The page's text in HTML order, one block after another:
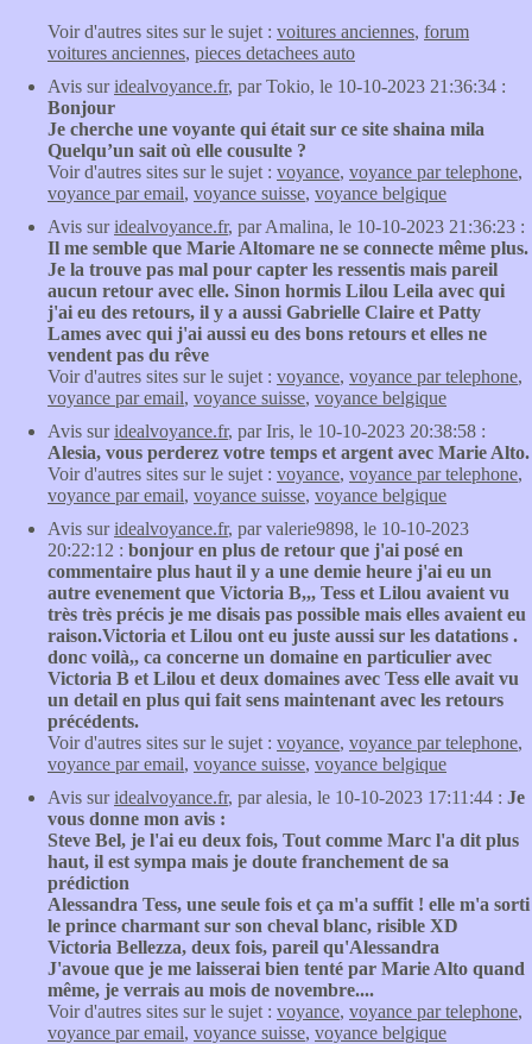
Voir d'autres sites sur le sujet : voitures anciennes, forum
voitures anciennes, pieces detachees auto
Avis suridealvoyance.fr, par Tokio, le 10-10-2023 21:36:34 :
Bonjour
Je cherche une voyante qui était sur ce site shaina mila
Quelqu’un sait où elle cousulte ?
Voir d'autres sites sur le sujet : voyance, voyance par telephone,
voyance par email, voyance suisse, voyance belgique
Avis suridealvoyance.fr, par Amalina, le 10-10-2023 21:36:23 :
Il me semble que Marie Altomare ne se connecte même plus.
Je la trouve pas mal pour capter les ressentis mais pareil
aucun retour avec elle. Sinon hormis Lilou Leila avec qui
j'ai eu des retours, il y a aussi Gabrielle Claire et Patty
Lames avec qui j'ai aussi eu des bons retours et elles ne
vendent pas du rêve
Voir d'autres sites sur le sujet : voyance, voyance par telephone,
voyance par email, voyance suisse, voyance belgique
Avis suridealvoyance.fr, par Iris, le 10-10-2023 20:38:58 :
Alesia, vous perderez votre temps et argent avec Marie Alto.
Voir d'autres sites sur le sujet : voyance, voyance par telephone,
voyance par email, voyance suisse, voyance belgique
Avis suridealvoyance.fr, par valerie9898, le 10-10-2023
20:22:12 : bonjour en plus de retour que j'ai posé en
commentaire plus haut il y a une demie heure j'ai eu un
autre evenement que Victoria B,,, Tess et Lilou avaient vu
très très précis je me disais pas possible mais elles avaient eu
raison.Victoria et Lilou ont eu juste aussi sur les datations .
donc voilà,, ca concerne un domaine en particulier avec
Victoria B et Lilou et deux domaines avec Tess elle avait vu
un detail en plus qui fait sens maintenant avec les retours
précédents.
Voir d'autres sites sur le sujet : voyance, voyance par telephone,
voyance par email, voyance suisse, voyance belgique
Avis suridealvoyance.fr, par alesia, le 10-10-2023 17:11:44 : Je
vous donne mon avis :
Steve Bel, je l'ai eu deux fois, Tout comme Marc l'a dit plus
haut, il est sympa mais je doute franchement de sa
prédiction
Alessandra Tess, une seule fois et ça m'a suffit ! elle m'a sorti
le prince charmant sur son cheval blanc, risible XD
Victoria Bellezza, deux fois, pareil qu'Alessandra
J'avoue que je me laisserai bien tenté par Marie Alto quand
même, je verrais au mois de novembre....
Voir d'autres sites sur le sujet : voyance, voyance par telephone,
voyance par email, voyance suisse, voyance belgique